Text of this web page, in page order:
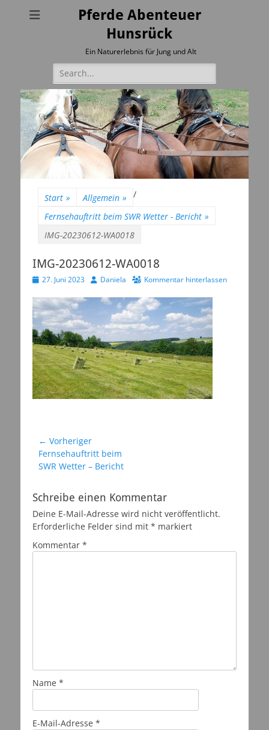
Pferde Abenteuer
Hunsrück
Ein Naturerlebnis für Jung und Alt
Suchen
nach:
Start » Allgemein »
/
Fernsehauftritt beim SWR Wetter - Bericht »
IMG-20230612-WA0018
IMG-20230612-WA0018
Veröffentlicht
27. Juni 2023 AutorDaniela Kommentar hinterlassen
Beitragsnavigation
← Vorheriger
Vorheriger
Beitrag:
Fernsehauftritt beim
SWR Wetter – Bericht
Schreibe einen Kommentar
Deine E-Mail-Adresse wird nicht veröffentlicht.
Erforderliche Felder sind mit * markiert
Kommentar *
Name *
E-Mail-Adresse *